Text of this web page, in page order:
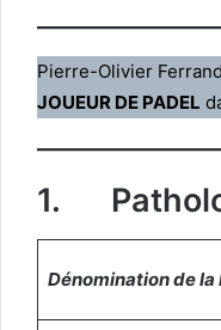
Pierre-Olivier
JOUEUR DE PADEL
1.
Dénomination de la